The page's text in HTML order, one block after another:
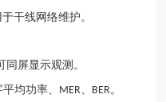
干线网络维护。
同屏显示观测。
均功率、 MER BER。